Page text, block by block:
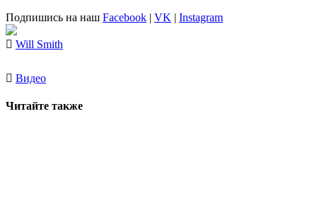
Подпишись на наш Facebook | VK | Instagram
Will Smith
Видео
Читайте также